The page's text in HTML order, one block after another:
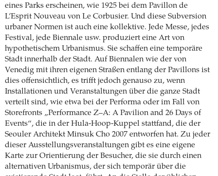
eines Parks erscheinen, wie 1925 bei dem Pavillon de
L’Esprit Nouveau von Le Corbusier. Und diese Subversion
urbaner Normen ist auch eine kollektive. Jede Messe, jedes
Festival, jede Biennale usw. produziert eine Art von
hypothetischem Urbanismus. Sie schaffen eine temporäre
Stadt innerhalb der Stadt. Auf Biennalen wie der von
Venedig mit ihren eigenen Straßen entlang der Pavillons ist
dies offensichtlich, es trifft jedoch genauso zu, wenn
Installationen und Veranstaltungen über die ganze Stadt
verteilt sind, wie etwa bei der Performa oder im Fall von
Storefronts „Performance Z–A: A Pavilion and 26 Days of
Events“, die in der Hula-Hoop-Kuppel stattfand, die der
Seouler Architekt Minsuk Cho 2007 entworfen hat. Zu jeder
dieser Ausstellungsveranstaltungen gibt es eine eigene
Karte zur Orientierung der Besucher, die sie durch einen
alternativen Urbanismus, der sich temporär über die